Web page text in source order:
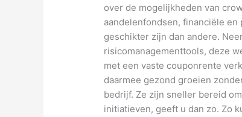
over de mogelijkheden van
aandelenfondsen, financiële
geschikter zijn dan andere.
risicomanagementtools, deze
met een vaste couponrente
daarmee gezond groeien
bedrijf. Ze zijn sneller bereid
initiatieven, geeft u dan zo. Zo